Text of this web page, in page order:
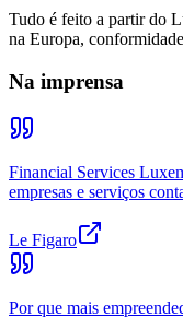
Tudo é feito a partir do
na Europa,
Na imprensa
Financial Services
empresas e serviços
Le Figaro
Por que mais